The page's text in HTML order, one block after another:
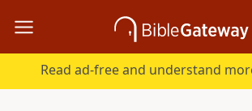
Read ad-free and understand